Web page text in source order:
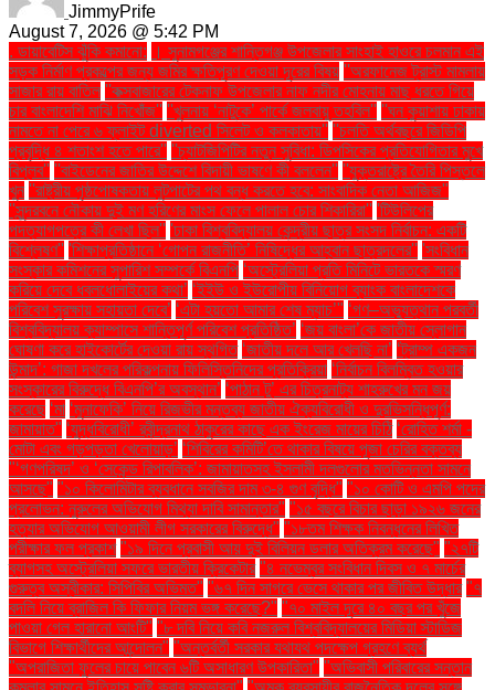
JimmyPrife
August 7, 2026 @ 5:42 PM
. ডায়াবেটিস ঝুঁকি কমানো:
। সুনামগঞ্জের শান্তিগঞ্জ উপজেলার সাংহাই হাওরে চলমান এই
সড়ক নির্মাণ প্রকল্পের জন্য জমির ক্ষতিপূরণ দেওয়া দূরের বিষয় ''অরফানেজ ট্রাস্ট মামলায়
সাজার রায় বাতিল ''কক্সবাজারের টেকনাফ উপজেলার নাফ নদীর মোহনায় মাছ ধরতে গিয়ে
চার বাংলাদেশি মাঝি নিখোঁজ'' ''খুলনায় ‘নাটুকে’ পার্কে জলবায়ু তহবিল'' ''ঘন কুয়াশায় ঢাকায়
নামতে না পেরে ৬ ফ্লাইট diverted সিলেট ও কলকাতায়'' ''চলতি অর্থবছরে জিডিপি
প্রবৃদ্ধি ৪ শতাংশ হতে পারে'' ''চ্যাটজিপিটির নতুন সুবিধা: ডিপসিকের প্রতিযোগিতার মুখে
বিপ্লব'' ''বাইডেনের জাতির উদ্দেশে বিদায়ী ভাষণে কী বললেন'' ''যুক্তরাষ্ট্রে তৈরি পিস্তলে
খুন ''রাষ্ট্রীয় পৃষ্ঠপোষকতায় লুটপাটের পথ বন্ধ করতে হবে: সাংবাদিক নেতা আজিজ"
''সুন্দরবনে নৌকায় দুই মণ হরিণের মাংস ফেলে পালাল চোর শিকারিরা'' 'টিউলিপের
পদত্যাগপত্রে কী লেখা ছিল'' 'ঢাকা বিশ্ববিদ্যালয় কেন্দ্রীয় ছাত্র সংসদ নির্বাচন: একটি
বিশ্লেষণ'' 'শিক্ষাপ্রতিষ্ঠানে ‘গোপন রাজনীতি’ নিষিদ্ধের আহ্বান ছাত্রদলের'' 'সংবিধান
সংস্কার কমিশনের সুপারিশ সম্পর্কে বিএনপি ‘অস্ট্রেলিয়া প্রতি মিনিটে ভারতকে স্মরণ
করিয়ে দেবে ধবলধোলাইয়ের কথা’ ‘ইইউ ও ইউরোপীয় বিনিয়োগ ব্যাংক বাংলাদেশকে
পরিবেশ সুরক্ষায় সহায়তা দেবে’ ‘এটা হয়তো আমার শেষ ম্যাচ’" ‘গণ–অভ্যুত্থান পরবর্তী
বিশ্ববিদ্যালয় ক্যাম্পাসে শান্তিপূর্ণ পরিবেশ প্রতিষ্ঠিত’ ‘জয় বাংলা’কে জাতীয় স্লোগান
ঘোষণা করে হাইকোর্টের দেওয়া রায় স্থগিত ‘জাতীয় দলে আর খেলছি না’ ‘ট্রাম্প একজন
উন্মাদ’: গাজা দখলের পরিকল্পনায় ফিলিস্তিনিদের প্রতিক্রিয়া ‘নির্বাচন বিলম্বিত হওয়ার
সংস্কারের বিরুদ্ধে বিএনপি’র অবস্থান’ ‘পাঠান টু’ এর চিত্রনাট্য শাহরুখের মন জয়
করেছে ‘মা ‘মুনাফেকি’ নিয়ে রিজভীর মন্তব্য জাতীয় ঐক্যবিরোধী ও দুরভিসন্ধিপূর্ণ:
জামায়াত" ‘যুদ্ধবিরোধী’ রবীন্দ্রনাথ ঠাকুরের কাছে এক ইংরেজ মায়ের চিঠি ‘রোহিত শর্মা -
মোটা এবং গড়পড়তা খেলোয়াড়’ ‘শিবিরের কমিটি’তে থাকার বিষয়ে পূজা চেরির বক্তব্য
"‘গণপরিষদ’ ও ‘সেকেন্ড রিপাবলিক’: জামায়াতসহ ইসলামী দলগুলোর মতভিন্নতা সামনে
আসছে" "১০ কিলোমিটার ব্যবধানে সবজির দাম ৩-৪ গুণ বৃদ্ধি" "১০ কোটি ও এমপি পদের
প্রলোভন: নুরুলের অভিযোগ মিথ্যা দাবি সামান্তার" "১৫ বছরে বিচার ছাড়া ১৯২৬ জনের
হত্যার অভিযোগ আওয়ামী লীগ সরকারের বিরুদ্ধে" "১৮তম শিক্ষক নিবন্ধনের লিখিত
পরীক্ষার ফল প্রকাশ "১৯ দিনে প্রবাসী আয় দুই বিলিয়ন ডলার অতিক্রম করেছে" "২৭টি
ব্যাগসহ অস্ট্রেলিয়া সফরে ভারতীয় ক্রিকেটার "৪ নভেম্বর সংবিধান দিবস ও ৭ মার্চের
গুরুত্ব অস্বীকার: সিপিবির অভিমত" "৬৭ দিন সাগরে ভেসে থাকার পর জীবিত উদ্ধার "৭
বদলি নিয়ে ব্রাজিল কি ফিফার নিয়ম ভঙ্গ করেছে?" "৭০ মাইল দূরে ৪০ বছর পর খুঁজে
পাওয়া গেল হারানো আংটি" "৮ দবি নিয়ে কবি নজরুল বিশ্ববিদ্যালয়ের মিডিয়া স্টাডিজ
বিভাগে শিক্ষার্থীদের আন্দোলন" "অন্তর্বর্তী সরকার যথাযথ পদক্ষেপ গ্রহণে ব্যর্থ
"অপরাজিতা ফুলের চায়ে পাবেন ৬টি অসাধারণ উপকারিতা" "অভিবাসী পরিবারের সন্তান